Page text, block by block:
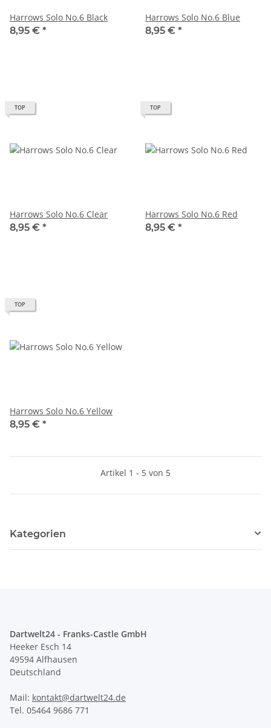
Harrows Solo No.6 Black
8,95 € *
Harrows Solo No.6 Blue
8,95 € *
TOP
Harrows Solo No.6 Clear
8,95 € *
TOP
Harrows Solo No.6 Red
8,95 € *
TOP
Harrows Solo No.6 Yellow
8,95 € *
Artikel 1 - 5 von 5
Kategorien
Dartwelt24 - Franks-Castle GmbH
Heeker Esch 14
49594 Alfhausen
Deutschland
Mail: kontakt@dartwelt24.de
Tel. 05464 9686 771